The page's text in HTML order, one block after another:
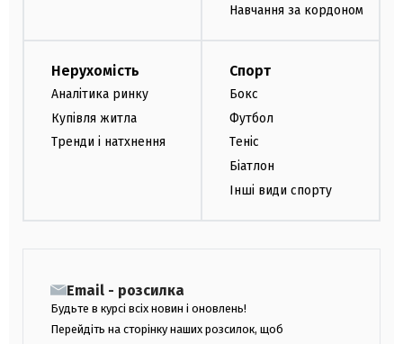
Навчання за кордоном
Нерухомість
Аналітика ринку
Купівля житла
Тренди і натхнення
Спорт
Бокс
Футбол
Теніс
Біатлон
Інші види спорту
Email - розсилка
Будьте в курсі всіх новин і оновлень!
Перейдіть на сторінку наших розсилок, щоб